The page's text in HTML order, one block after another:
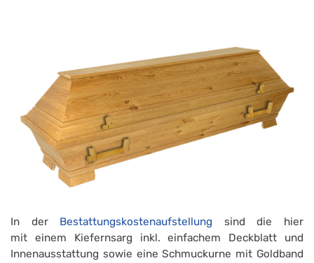
In der Bestattungskostenaufstellung sind die hier
mit einem Kiefernsarg inkl. einfachem Deckblatt und
Innenausstattung sowie eine Schmuckurne mit Goldband